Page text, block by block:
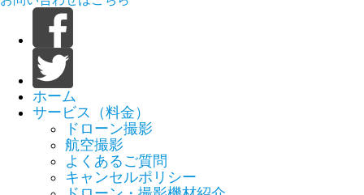
ホーム
サービス（料金）
ドローン撮影
航空撮影
よくあるご質問
キャンセルポリシー